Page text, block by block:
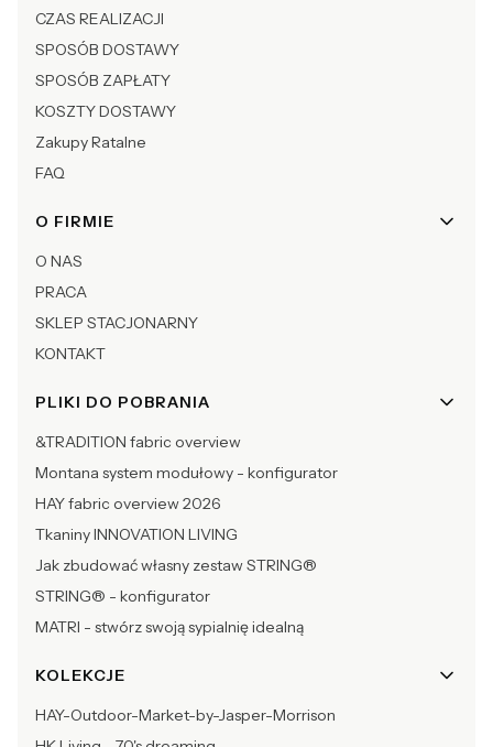
CZAS REALIZACJI
SPOSÓB DOSTAWY
SPOSÓB ZAPŁATY
KOSZTY DOSTAWY
Zakupy Ratalne
FAQ
O FIRMIE
O NAS
PRACA
SKLEP STACJONARNY
KONTAKT
PLIKI DO POBRANIA
&TRADITION fabric overview
Montana system modułowy - konfigurator
HAY fabric overview 2026
Tkaniny INNOVATION LIVING
Jak zbudować własny zestaw STRING®
STRING® - konfigurator
MATRI - stwórz swoją sypialnię idealną
KOLEKCJE
HAY-Outdoor-Market-by-Jasper-Morrison